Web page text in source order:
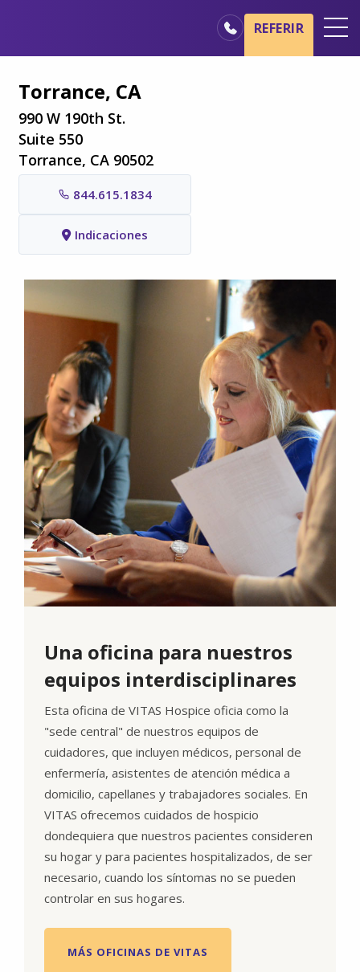
Básicos del cuidado de hospicio
Nuestros servicios
Profesionales médicos
Familiares y cuidadores
REFERIR
Torrance, CA
990 W 190th St.
Suite 550
Torrance, CA 90502
844.615.1834
Indicaciones
Una oficina para nuestros
equipos interdisciplinares
Esta oficina de VITAS Hospice oficia como la
"sede central" de nuestros equipos de
cuidadores, que incluyen médicos, personal de
enfermería, asistentes de atención médica a
domicilio, capellanes y trabajadores sociales. En
VITAS ofrecemos cuidados de hospicio
dondequiera que nuestros pacientes consideren
su hogar y para pacientes hospitalizados, de ser
necesario, cuando los síntomas no se pueden
controlar en sus hogares.
MÁS OFICINAS DE VITAS